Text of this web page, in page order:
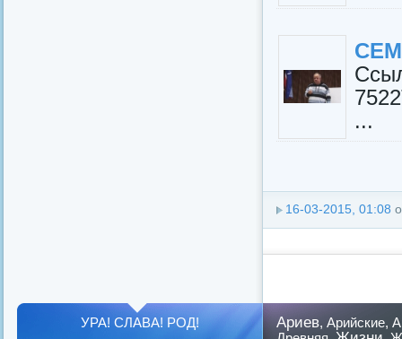
...
16-03-2015, 01:08
Ариев, Арийские,
УРА! СЛАВА! РОД!